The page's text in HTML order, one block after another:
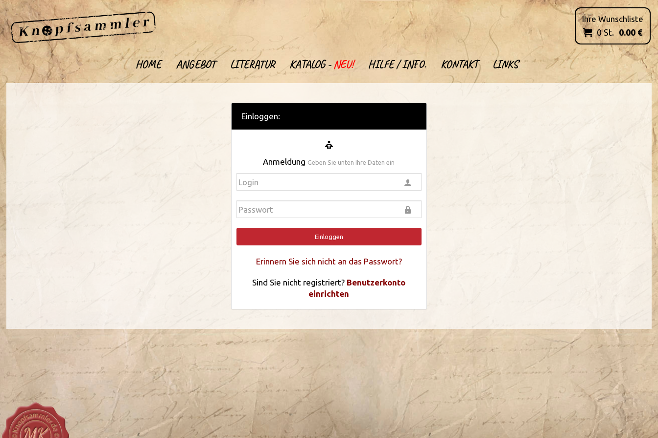
HOME ANGEBOT LITERATUR KATALOG -NEU! HILFE / INFO. KONTAKT LINKS
Ihre Wunschliste
 0St. 0.00 €
Einloggen:
Anmeldung Geben Sie unten Ihre Daten ein
Einloggen
Erinnern Sie sich nicht an das Passwort?
Sind Sie nicht registriert? Benutzerkonto
einrichten